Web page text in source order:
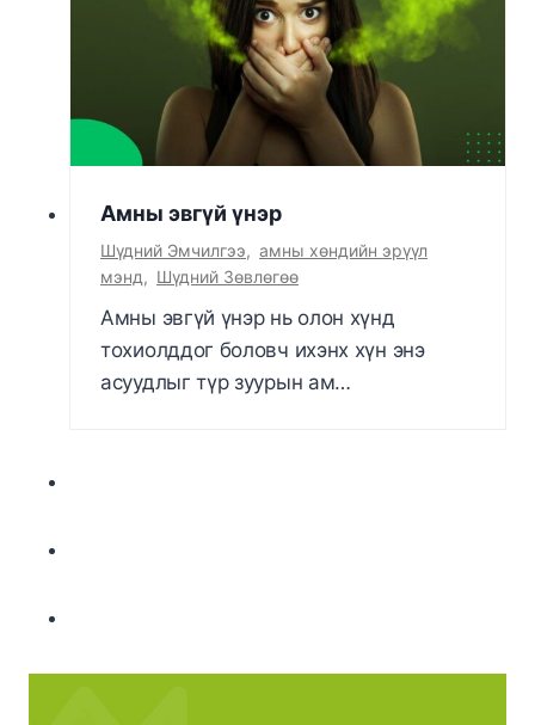
Амны эвгүй үнэр
Шүдний Эмчилгээ, амны хөндийн эрүүл
мэнд, Шүдний Зөвлөгөө
Амны эвгүй үнэр нь олон хүнд
тохиолддог боловч ихэнх хүн энэ
асуудлыг түр зуурын ам…